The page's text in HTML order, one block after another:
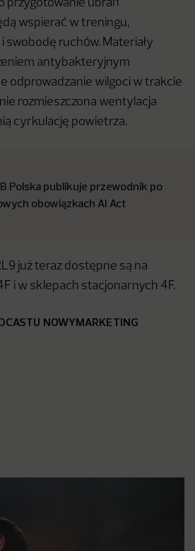
przygotowanie ubrań
wspierać w treningu,
swobodę ruchów. Materiały
antybakteryjnym
odprowadzanie wilgoci w trakcie
rozmieszczona wentylacja
cyrkulację powietrza.
Polska publikuje przewodnik po
obowiązkach AI Act
już teraz dostępne są na
i w sklepach stacjonarnych 4F.
NOWYMARKETING